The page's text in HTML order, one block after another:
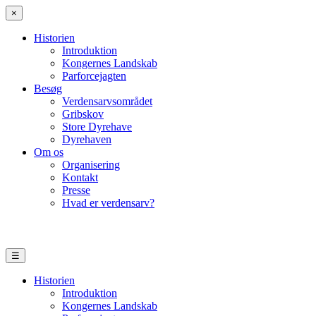
×
Historien
Introduktion
Kongernes Landskab
Parforcejagten
Besøg
Verdensarvsområdet
Gribskov
Store Dyrehave
Dyrehaven
Om os
Organisering
Kontakt
Presse
Hvad er verdensarv?
☰
Historien
Introduktion
Kongernes Landskab